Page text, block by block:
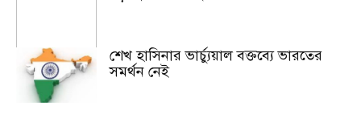
শেখ হাসিনার ভার্চ্যুয়াল বক্তব্যে ভারতের
সমর্থন নেই